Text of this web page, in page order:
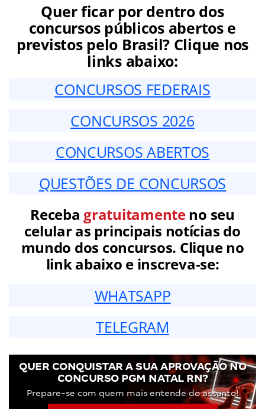
Quer ficar por dentro dos
concursos públicos abertos e
previstos pelo Brasil? Clique nos
links abaixo:
CONCURSOS FEDERAIS
CONCURSOS 2026
CONCURSOS ABERTOS
QUESTÕES DE CONCURSOS
Receba gratuitamenteno seu
celular as principais notícias do
mundo dos concursos. Clique no
link abaixo e inscreva-se:
WHATSAPP
TELEGRAM
QUER CONQUISTAR A SUA APROVAÇÃO NO
CONCURSO PGM NATAL RN?
Prepare-se com quem mais entende do assunto!